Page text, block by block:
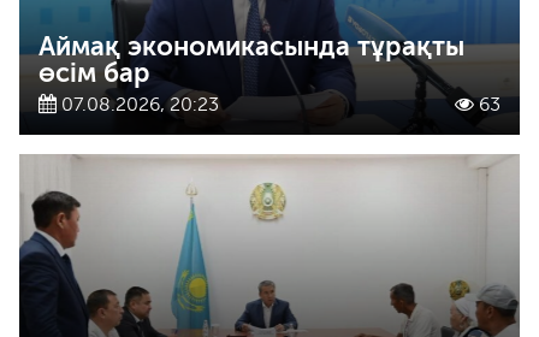
Аймақ экономикасында тұрақты
өсім бар
07.08.2026, 20:23 63